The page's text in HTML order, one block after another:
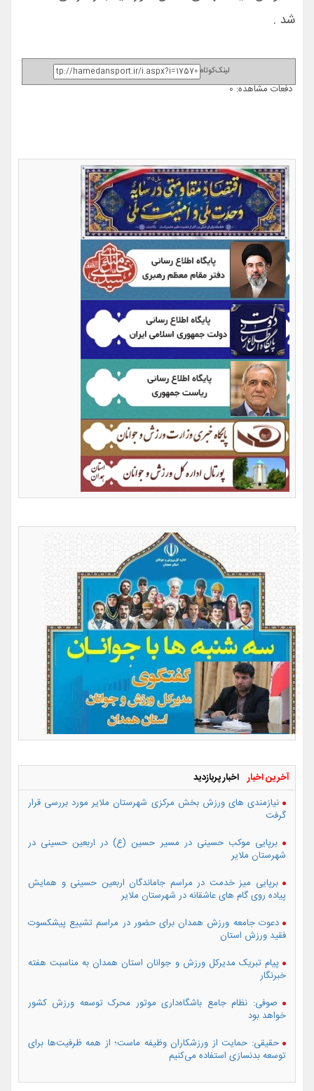
شد .
لینک‌کوتاه
دفعات مشاهده: 0
آخرین اخبار اخبار پربازدید
نیازمندی های ورزش بخش مرکزی شهرستان ملایر مورد بررسی قرار
گرفت
برپایی موکب حسینی در مسیر حسین (ع) در اربعین حسینی در
شهرستان ملایر
برپایی میز خدمت در مراسم جاماندگان اربعین حسینی و همایش
پیاده روی گام های عاشقانه در شهرستان ملایر
دعوت جامعه ورزش همدان برای حضور در مراسم تشییع پیشکسوت
فقید ورزش استان
پیام تبریک مدیرکل ورزش و جوانان استان همدان به مناسبت هفته
خبرنگار
صوفی: نظام جامع باشگاه‌داری موتور محرک توسعه ورزش کشور
خواهد بود
حقیقی: حمایت از ورزشکاران وظیفه ماست؛ از همه ظرفیت‌ها برای
توسعه بدنسازی استفاده می‌کنیم